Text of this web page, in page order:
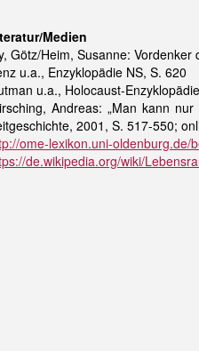
Medien
Götz/Heim, Susanne:
u.a., Enzyklopädie NS, S. 620
u.a., Holocaust-
Andreas: „Man kann
2001, S. 517-550;
ome-lexikon.uni-oldenburg.de/
de.wikipedia.org/wiki/